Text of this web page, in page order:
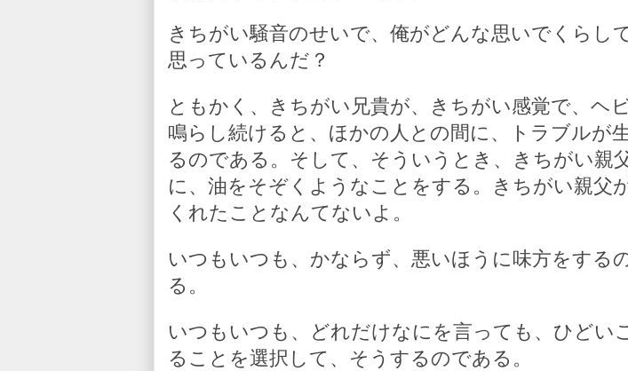
きちがい騒音のせいで、俺がどんな思いでくらし
思っているんだ？
ともかく、きちがい兄貴が、きちがい感覚で、ヘ
鳴らし続けると、ほかの人との間に、トラブルが
るのである。そして、そういうとき、きちがい親
に、油をそぞくようなことをする。きちがい親父
くれたことなんてないよ。
いつもいつも、かならず、悪いほうに味方をする
る。
いつもいつも、どれだけなにを言っても、ひどい
ることを選択して、そうするのである。